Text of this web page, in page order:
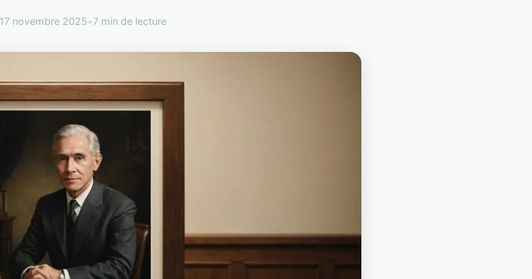
17 novembre 2025•7 min de lecture